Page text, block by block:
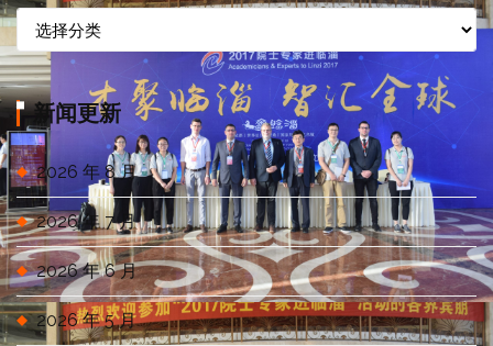
信
息
分
类新闻更新
2026 年 8 月
2026 年 7 月
2026 年 6 月
2026 年 5 月